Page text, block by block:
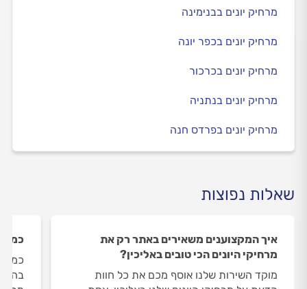
מרחיק יונים בבנימינה
מרחיק יונים בכפר יונה
מרחיק יונים בכרכור
מרחיק יונים בנתניה
מרחיק יונים בפרדס חנה
שאלות נפוצות
איך המקצוענים משאירים באתר רק את
מרחיקי היונים הכי טובים באליכין?
מוקד השירות שלנו אוסף מכם את כל חוות
כמה